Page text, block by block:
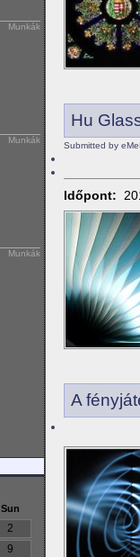
Munkák
Munkák
Munkák
Sun
2
9
Hu
Submitted by
Időpont:
A